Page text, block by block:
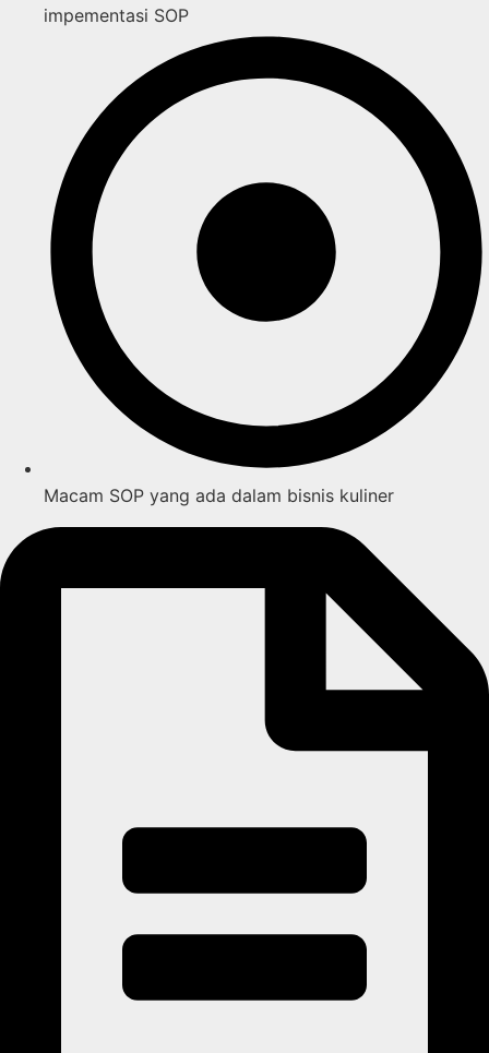
impementasi SOP
Macam SOP yang ada dalam bisnis kuliner